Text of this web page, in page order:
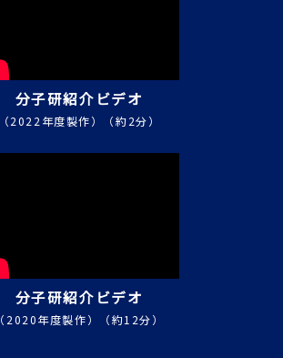
分子研紹介ビデオ
（2022年度製作）（約2分）
分子研紹介ビデオ
（2020年度製作）（約12分）